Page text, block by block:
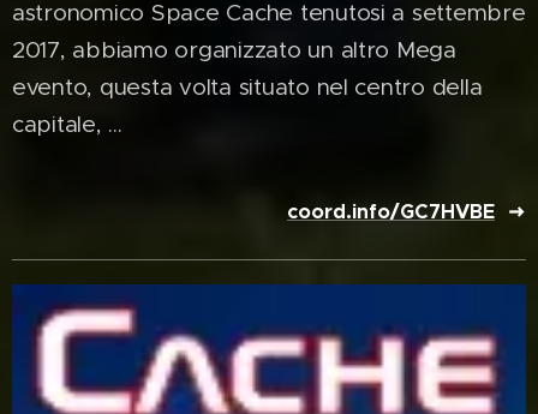
astronomico Space Cache tenutosi a settembre
2017, abbiamo organizzato un altro Mega
evento, questa volta situato nel centro della
capitale, ...
coord.info/GC7HVBE